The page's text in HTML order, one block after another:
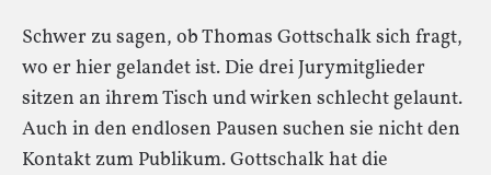
Schwer zu sagen, ob Thomas Gottschalk sich fragt,
wo er hier gelandet ist. Die drei Jurymitglieder
sitzen an ihrem Tisch und wirken schlecht gelaunt.
Auch in den endlosen Pausen suchen sie nicht den
Kontakt zum Publikum. Gottschalk hat die